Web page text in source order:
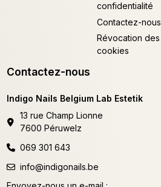
confidentialité
Contactez-nous
Révocation des
cookies
Contactez-nous
Indigo Nails Belgium Lab Estetik
13 rue Champ Lionne
7600 Péruwelz
069 301 643
info@indigonails.be